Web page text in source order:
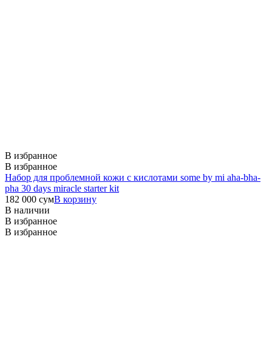
В избранное
В избранное
Набор для проблемной кожи с кислотами some by mi aha-bha-
pha 30 days miracle starter kit
182 000 сумВ корзину
В наличии
В избранное
В избранное